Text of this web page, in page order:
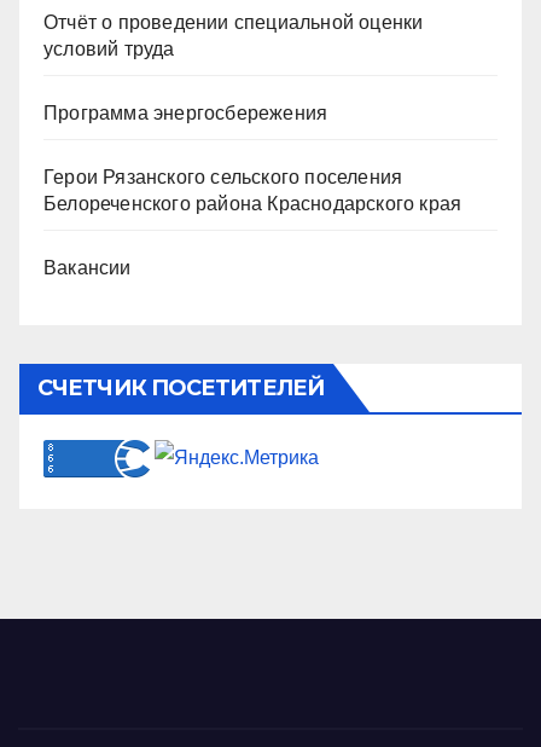
Отчёт о проведении специальной оценки
условий труда
Программа энергосбережения
Герои Рязанского сельского поселения
Белореченского района Краснодарского края
Вакансии
СЧЕТЧИК ПОСЕТИТЕЛЕЙ